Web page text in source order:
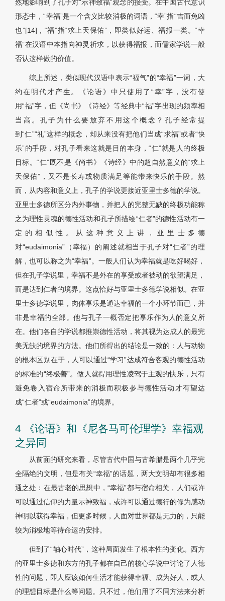
然地影响到了孔子对“示神致福”观念的接受。在中国古代意识
形态中，“幸福”是一个含义比较消极的词语，“幸”指“吉而免凶
也”[14]，“福”指“求上天保佑”，即类似好运、福报一类。“幸
福”在汉语中本指向神灵祈求，以获得福报，而儒家学说一般
否认这样做的价值。
综上所述，类似现代汉语中表示“福气”的“幸福”一词，大
约在明代才产生。《论语》中只使用了“幸”字，没有使
用“福”字，但《尚书》《诗经》等经典中“福”字出现的频率相
当高。孔子为什么要放弃不用这个概念？孔子经常提
到“仁”“礼”这样的概念，却从来没有把他们当成“求福”或者“快
乐”的手段，对孔子看来这就是目的本身，“仁”就是人的终极
目标。“仁”既不是《尚书》《诗经》中的超自然意义的“求上
天保佑”，又不是长寿或物质满足等能带来快乐的手段。然
而，从内容和意义上，孔子的学说更接近亚里士多德的学说。
亚里士多德所区分内外事物，并把人的完整无缺的终极功能称
之为理性灵魂的德性活动和孔子所描绘“仁者”的德性活动有一
定的相似性。从这种意义上讲，亚里士多德
对“eudaimonia”（幸福）的阐述就相当于孔子对“仁者”的理
解，也可以称之为“幸福”。一般人们认为幸福就是吃好喝好，
但在孔子学说里，幸福不是外在的享受或者被动的欲望满足，
而是达到仁者的境界。这点恰好与亚里士多德学说相似。在亚
里士多德学说里，肉体享乐是通达幸福的一个小环节而已，并
非是幸福的全部。他与孔子一概否定把享乐作为人的意义所
在。他们各自的学说都推崇德性活动，将其视为达成人的最完
美无缺的境界的方法。他们所得出的结论是一致的：人与动物
的根本区别在于，人可以通过“学习”达成符合客观的德性活动
的标准的“终极善”。做人就得用理性凌驾于主观的快乐，只有
避免卷入宿命所带来的消极而积极参与德性活动才有望达
成“仁者”或“eudaimonia”的境界。
4 《论语》和《尼各马可伦理学》幸福观
之异同
从前面的研究来看，尽管古代中国与古希腊是两个几乎完
全隔绝的文明，但是有关“幸福”的话题，两大文明却有很多相
通之处：在最古老的思想中，“幸福”都与宿命相关，人们或许
可以通过信仰的力量示神致福，或许可以通过德行的修为感动
神明以获得幸福，但更多时候，人面对世界都是无力的，只能
较为消极地等待命运的安排。
但到了“轴心时代”，这种局面发生了根本性的变化。西方
的亚里士多德和东方的孔子都在自己的核心学说中讨论了人德
性的问题，即人应该如何生活才能获得幸福、成为好人，或人
的理想目标是什么等问题。只不过，他们用了不同方法来分析